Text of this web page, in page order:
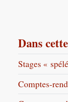
Dans
Stages «
Comptes-